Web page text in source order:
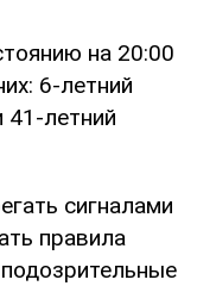
на 20:00
6-летний
41-летний
сигналами
правила